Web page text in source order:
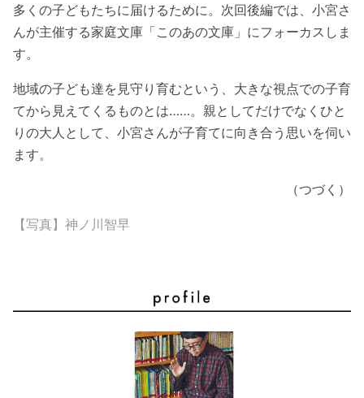
多くの子どもたちに届けるために。次回後編では、小宮さ
んが主催する家庭文庫「このあの文庫」にフォーカスしま
す。
地域の子ども達を見守り育むという、大きな視点での子育
てから見えてくるものとは……。親としてだけでなくひと
りの大人として、小宮さんが子育てに向き合う思いを伺い
ます。
（つづく）
【写真】神ノ川智早